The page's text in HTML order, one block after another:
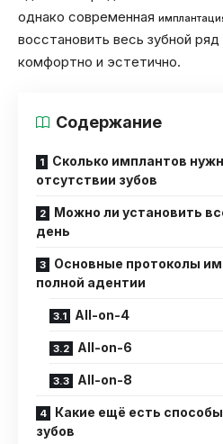
однако современная
восстановить весь зубной
комфортно и эстетично.
Содержание
Сколько имплантов
отсутствии зубов
Можно ли установить
день
Основные протоколы
полной адентии
All-on-4
All-on-6
All-on-8
Какие ещё есть
зубов